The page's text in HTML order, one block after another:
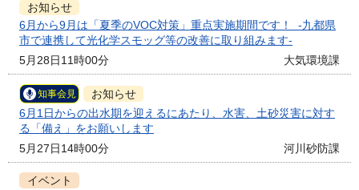
お知らせ
6月から9月は「夏季のVOC対策」重点実施期間です！ -九都県
市で連携して光化学スモッグ等の改善に取り組みます-
5月28日11時00分
大気環境課
知事会見
お知らせ
6月1日からの出水期を迎えるにあたり、水害、土砂災害に対す
る「備え」をお願いします
5月27日14時00分
河川砂防課
イベント